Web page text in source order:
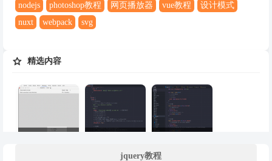
nodejs
photoshop教程 网页播放器 vue教程
设计模式
nuxt
webpack svg
 精选内容
jquery教程